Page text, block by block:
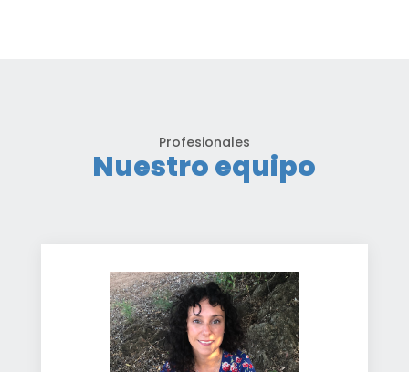
Profesionales
Nuestro equipo